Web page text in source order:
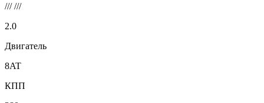
/// ///
2.0
Двигатель
8AT
КПП